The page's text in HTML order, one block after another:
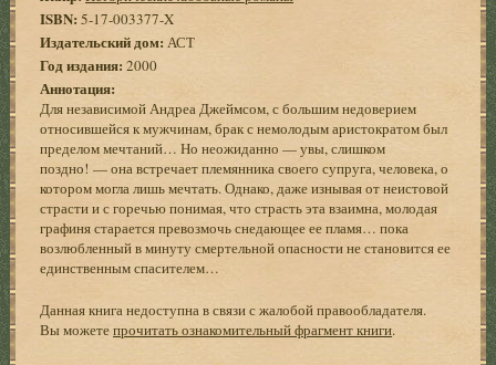
ISBN:5-17-003377-X
Издательский дом: АСТ
Год издания: 2000
Аннотация:
Для независимой Андреа Джеймсом, с большим недоверием
относившейся к мужчинам, брак с немолодым аристократом был
пределом мечтаний… Но неожиданно — увы, слишком
поздно! — она встречает племянника своего супруга, человека, о
котором могла лишь мечтать. Однако, даже изнывая от неистовой
страсти и с горечью понимая, что страсть эта взаимна, молодая
графиня старается превозмочь снедающее ее пламя… пока
возлюбленный в минуту смертельной опасности не становится ее
единственным спасителем…
Данная книга недоступна в связи с жалобой правообладателя.
Вы можетепрочитать ознакомительный фрагмент книги.